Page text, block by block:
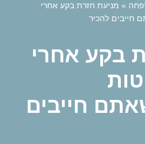
» מניעת חזרת בקע אחרי
חייבים להכיר
בקע אחרי
חייבים